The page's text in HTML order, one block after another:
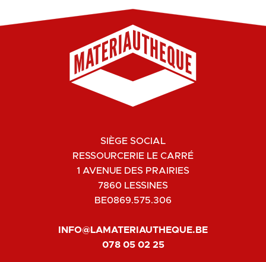
SIÈGE SOCIAL
RESSOURCERIE LE CARRÉ
1 AVENUE DES PRAIRIES
7860 LESSINES
BE0869.575.306
INFO@LAMATERIAUTHEQUE.BE
078 05 02 25